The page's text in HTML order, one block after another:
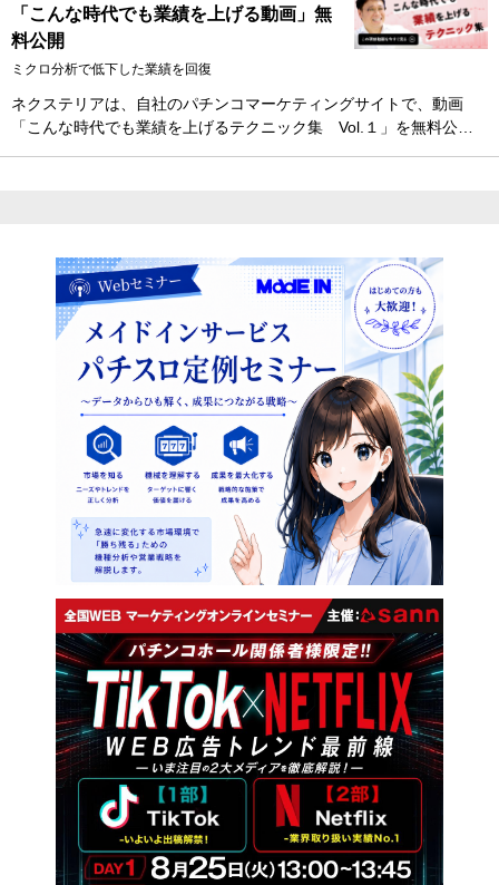
「こんな時代でも業績を上げる動画」無
料公開
ミクロ分析で低下した業績を回復
ネクステリアは、自社のパチンコマーケティングサイトで、動画
「こんな時代でも業績を上げるテクニック集 Vol.１」を無料公…